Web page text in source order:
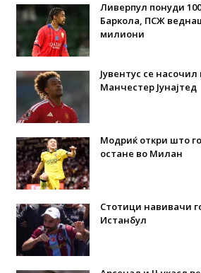
Ливерпул понуди
Баркола, ПСЖ
милиони
Јувентус се
Манчестер Јунајтед
Модриќ откри што
остане во Милан
Стотици навивачи
Истанбул